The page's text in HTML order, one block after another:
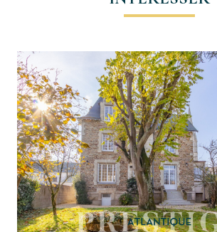
voir le bien